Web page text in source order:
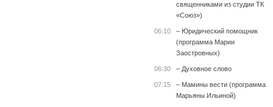
священниками из студии ТК
«Союз»)
06:10
– Юридический помощник
(программа Марии
Заостровных)
06:30 – Духовное слово
07:15
– Мамины вести (программа
Марьяны Ильиной)